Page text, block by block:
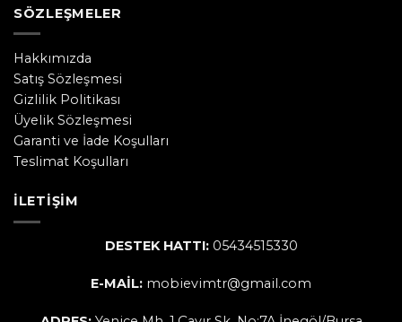
SÖZLEŞMELER
Hakkımızda
Satış Sözleşmesi
Gizlilik Politikası
Üyelik Sözleşmesi
Garanti ve İade Koşulları
Teslimat Koşulları
İLETIŞIM
DESTEK HATTI:05434515330
E-MAİL: mobievimtr@gmail.com